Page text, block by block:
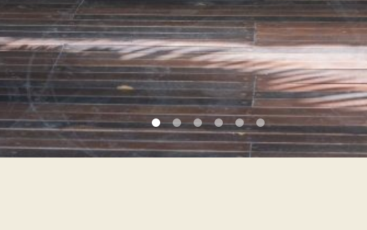
*SUJETO A DISPONIBILIDAD AL MOMENTO DE
**VÁLIDO PARA ESTADÍAS DE 3 NOCHES O MÁS
NUESTRAS OFERTAS ESPECIALES
UNA HABITACIÓN